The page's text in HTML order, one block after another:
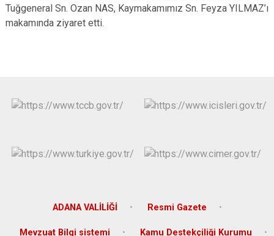
Tuğgeneral Sn. Ozan NAS, Kaymakamımız Sn. Feyza YILMAZ’ı
makamında ziyaret etti.
ADANA VALİLİĞİ Resmi Gazete
Mevzuat Bilgi sistemi Kamu Destekçiliği Kurumu